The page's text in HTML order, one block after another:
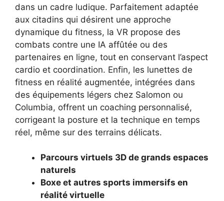
dans un cadre ludique. Parfaitement adaptée
aux citadins qui désirent une approche
dynamique du fitness, la VR propose des
combats contre une IA affûtée ou des
partenaires en ligne, tout en conservant l’aspect
cardio et coordination. Enfin, les lunettes de
fitness en réalité augmentée, intégrées dans
des équipements légers chez Salomon ou
Columbia, offrent un coaching personnalisé,
corrigeant la posture et la technique en temps
réel, même sur des terrains délicats.
Parcours virtuels 3D de grands espaces
naturels
Boxe et autres sports immersifs en
réalité virtuelle